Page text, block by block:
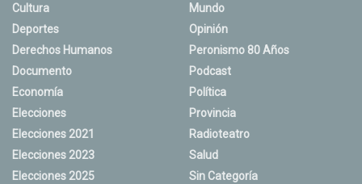
Cultura
Deportes
Derechos Humanos
Documento
Economía
Elecciones
Elecciones 2021
Elecciones 2023
Elecciones 2025
Mundo
Opinión
Peronismo 80 Años
Podcast
Política
Provincia
Radioteatro
Salud
Sin Categoría